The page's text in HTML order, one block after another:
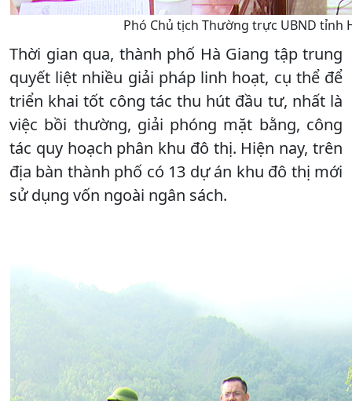
Phó Chủ tịch Thường trực UBND tỉnh
Thời gian qua, thành phố Hà Giang tập trung
quyết liệt nhiều giải pháp linh hoạt, cụ thể để
triển khai tốt công tác thu hút đầu tư, nhất là
việc bồi thường, giải phóng mặt bằng, công
tác quy hoạch phân khu đô thị. Hiện nay, trên
địa bàn thành phố có 13 dự án khu đô thị mới
sử dụng vốn ngoài ngân sách.